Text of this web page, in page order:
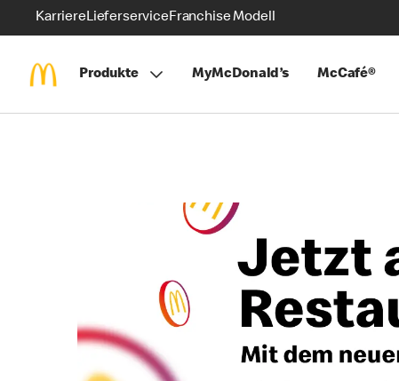
KarriereLieferserviceFranchise Modell
Produkte MyMcDonald’s McCafé®